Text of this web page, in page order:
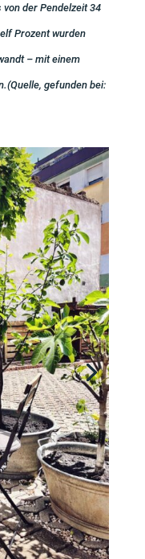
der Pendelzeit 34
Prozent wurden
– mit einem
(Quelle, gefunden bei: